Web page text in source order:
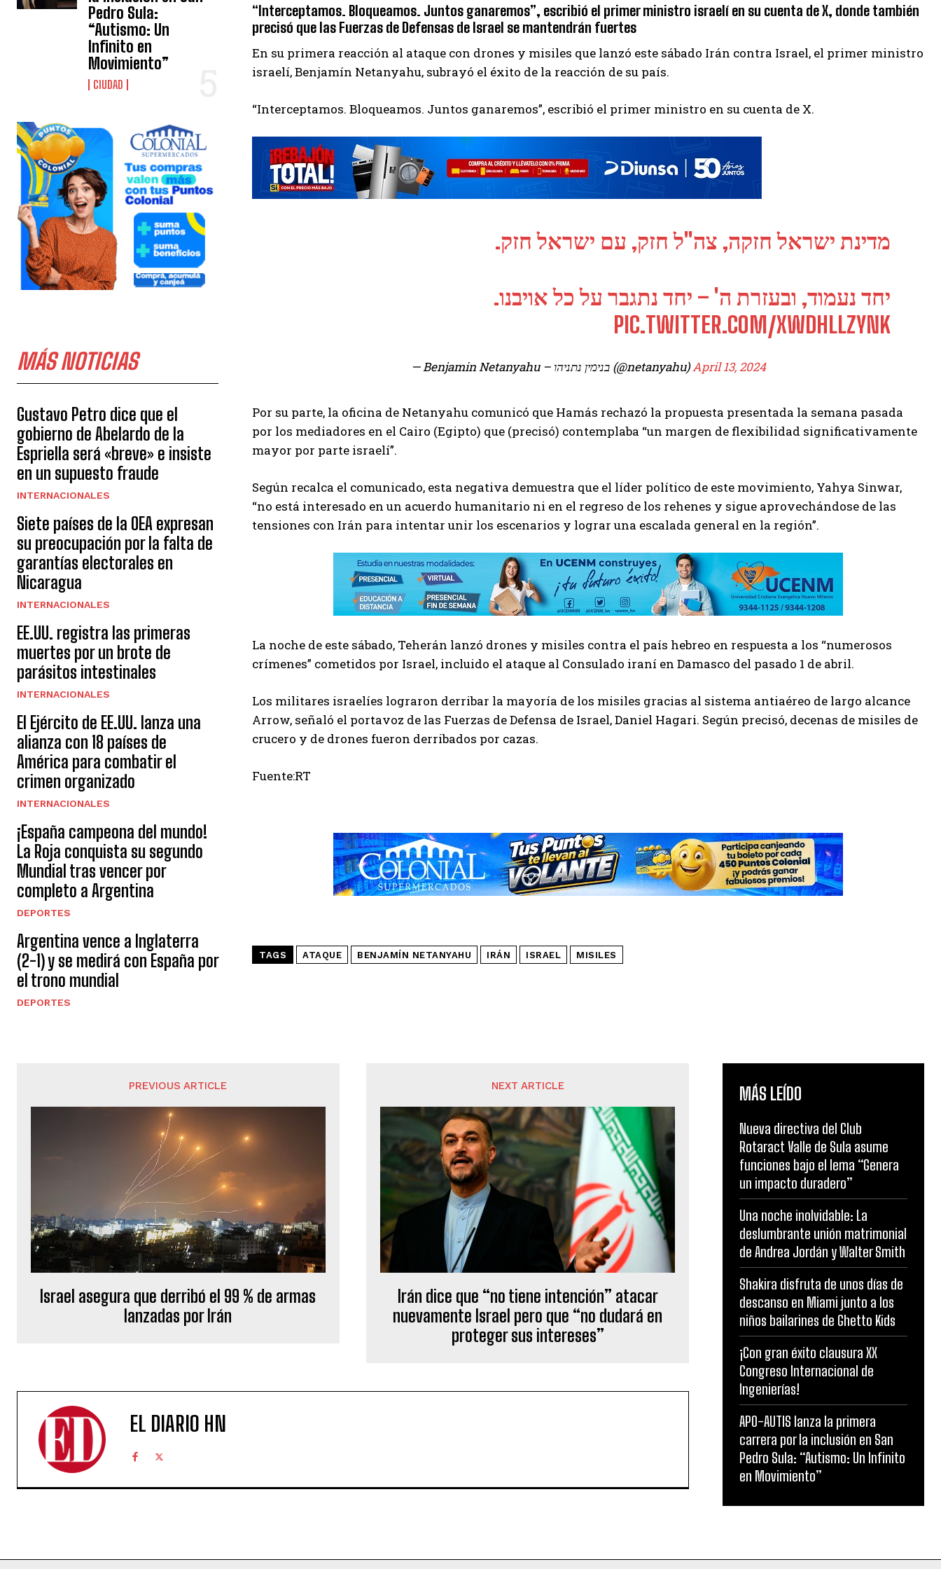
Pedro Sula:
“Autismo: Un
Infinito en
Movimiento”
CIUDAD
MÁS NOTICIAS
Gustavo Petro dice que el
gobierno de Abelardo de la
Espriella será «breve» e insiste
en un supuesto fraude
INTERNACIONALES
Siete países de la OEA expresan
su preocupación por la falta de
garantías electorales en
Nicaragua
INTERNACIONALES
EE.UU. registra las primeras
muertes por un brote de
parásitos intestinales
INTERNACIONALES
El Ejército de EE.UU. lanza una
alianza con 18 países de
América para combatir el
crimen organizado
INTERNACIONALES
¡España campeona del mundo!
La Roja conquista su segundo
Mundial tras vencer por
completo a Argentina
DEPORTES
Argentina vence a Inglaterra
(2-1) y se medirá con España por
el trono mundial
DEPORTES
“Interceptamos. Bloqueamos. Juntos ganaremos”, escribió el primer ministro israelí en su cuenta de X, donde también
precisó que las Fuerzas de Defensas de Israel se mantendrán fuertes
En su primera reacción al ataque con drones y misiles que lanzó este sábado Irán contra Israel, el primer ministro
israelí, Benjamín Netanyahu, subrayó el éxito de la reacción de su país.
“Interceptamos. Bloqueamos. Juntos ganaremos”, escribió el primer ministro en su cuenta de X.
מדינת ישראל חזקה, צה"ל חזק, עם ישראל חזק.
יחד נעמוד, ובעזרת ה' – יחד נתגבר על כל אויבנו.
PIC.TWITTER.COM/XWDHLLZYNK
— Benjamin Netanyahu – בנימין נתניהו (@netanyahu)April 13, 2024
Por su parte, la oficina de Netanyahu comunicó que Hamás rechazó la propuesta presentada la semana pasada
por los mediadores en el Cairo (Egipto) que (precisó) contemplaba “un margen de flexibilidad significativamente
mayor por parte israelí”.
Según recalca el comunicado, esta negativa demuestra que el líder político de este movimiento, Yahya Sinwar,
“no está interesado en un acuerdo humanitario ni en el regreso de los rehenes y sigue aprovechándose de las
tensiones con Irán para intentar unir los escenarios y lograr una escalada general en la región”.
La noche de este sábado, Teherán lanzó drones y misiles contra el país hebreo en respuesta a los “numerosos
crímenes” cometidos por Israel, incluido el ataque al Consulado iraní en Damasco del pasado 1 de abril.
Los militares israelíes lograron derribar la mayoría de los misiles gracias al sistema antiaéreo de largo alcance
Arrow, señaló el portavoz de las Fuerzas de Defensa de Israel, Daniel Hagari. Según precisó, decenas de misiles de
crucero y de drones fueron derribados por cazas.
Fuente:RT
TAGS ATAQUE BENJAMÍN NETANYAHU IRÁN ISRAEL MISILES
PREVIOUS ARTICLE
Israel asegura que derribó el 99 % de armas
lanzadas por Irán
NEXT ARTICLE
Irán dice que “no tiene intención” atacar
nuevamente Israel pero que “no dudará en
proteger sus intereses”
EL DIARIO HN
MÁS LEÍDO
Nueva directiva del Club
Rotaract Valle de Sula asume
funciones bajo el lema “Genera
un impacto duradero”
Una noche inolvidable: La
deslumbrante unión matrimonial
de Andrea Jordán y Walter Smith
Shakira disfruta de unos días de
descanso en Miami junto a los
niños bailarines de Ghetto Kids
¡Con gran éxito clausura XX
Congreso Internacional de
Ingenierías!
APO-AUTIS lanza la primera
carrera por la inclusión en San
Pedro Sula: “Autismo: Un Infinito
en Movimiento”